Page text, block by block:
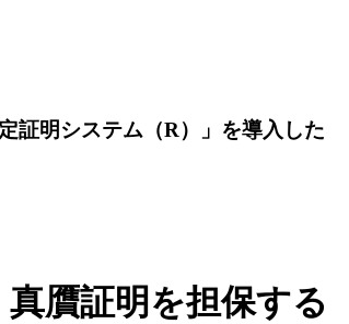
証明システム（R）」を導入した
贋証明を担保する